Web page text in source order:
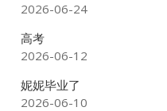
2026-06-24
高考
2026-06-12
妮妮毕业了
2026-06-10